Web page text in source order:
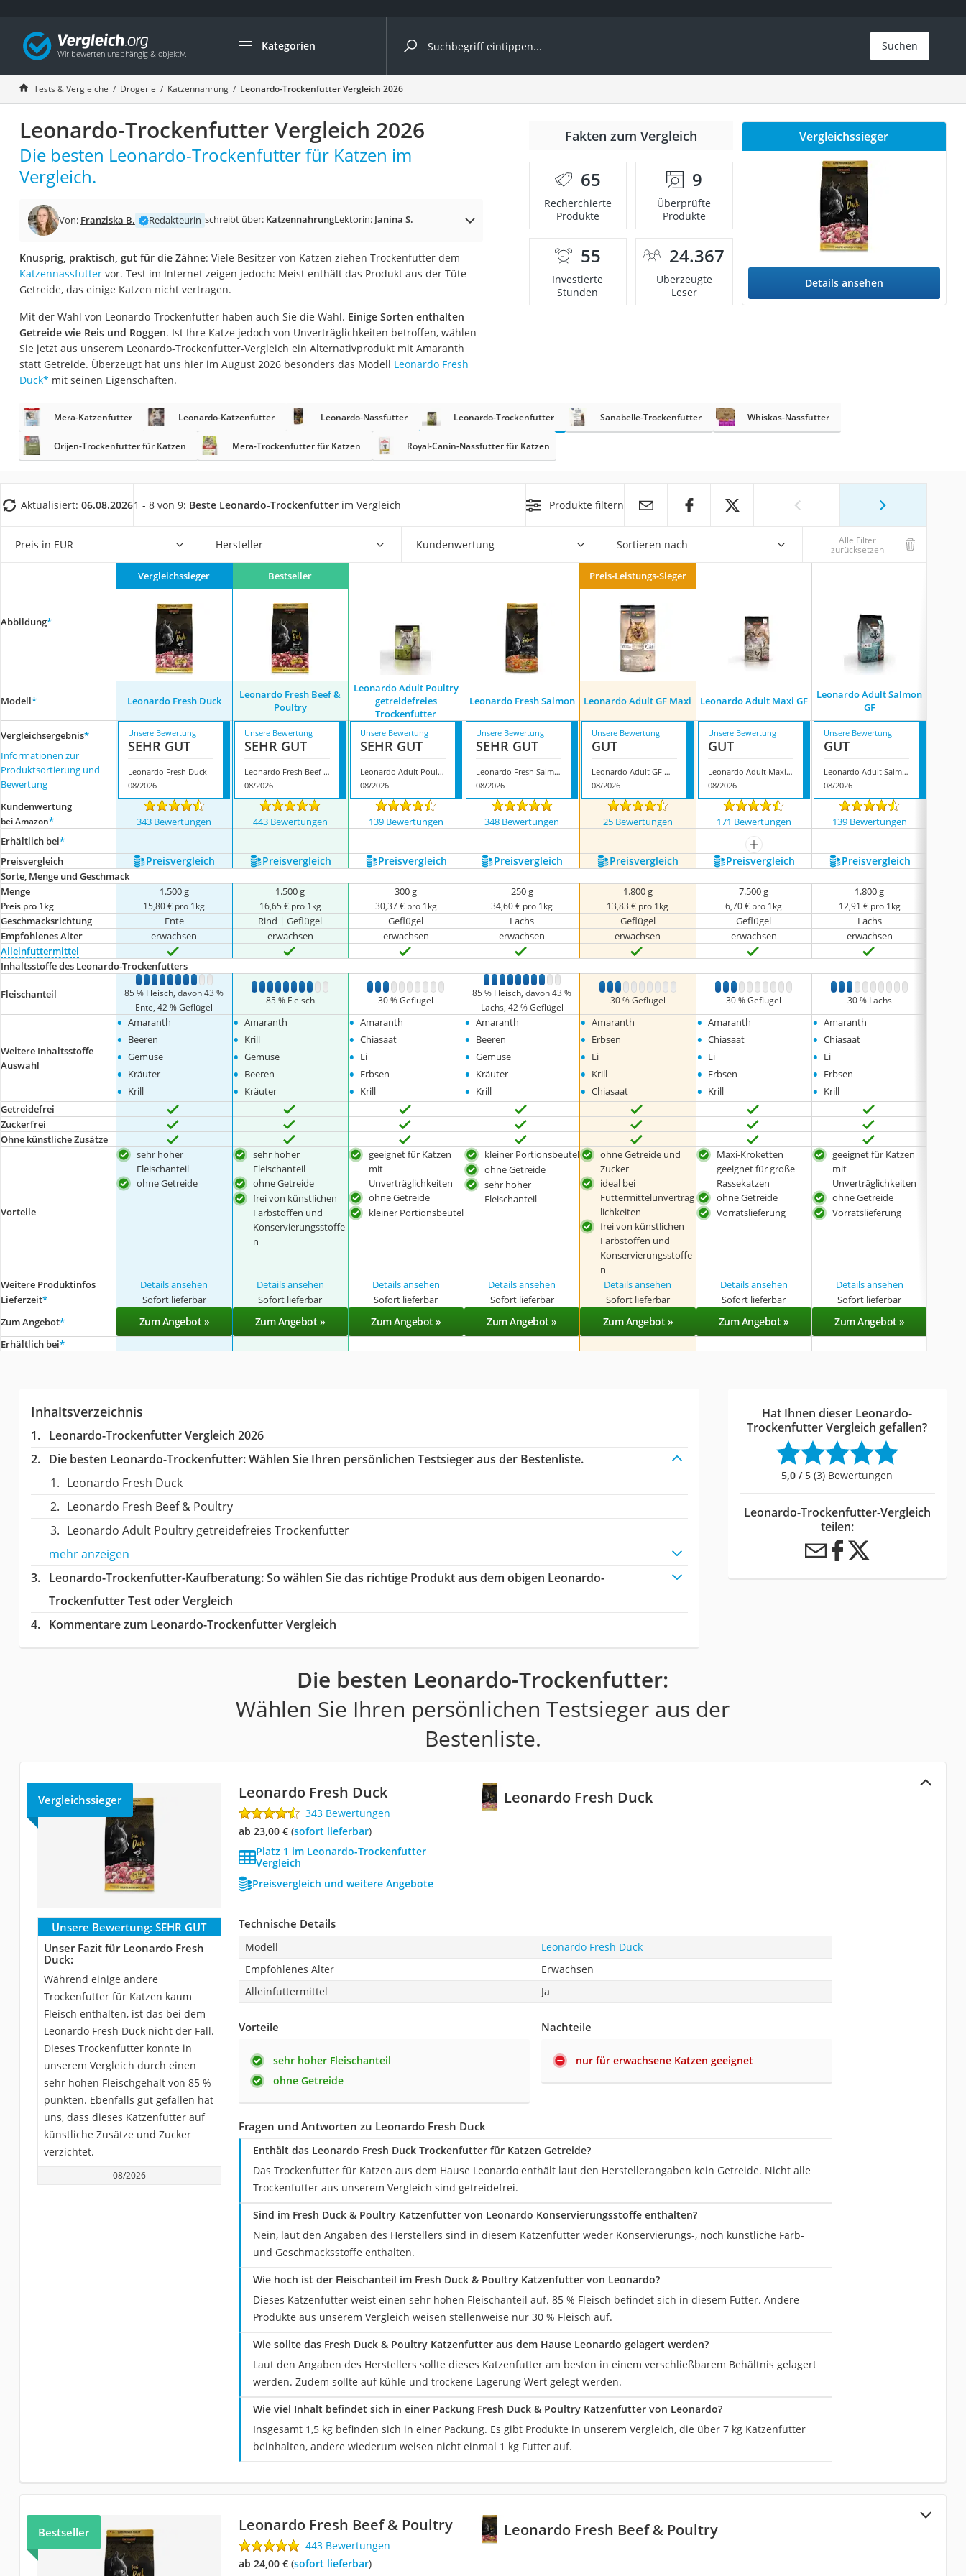
Kategorien
Die beliebtesten Vergleiche nach Kategorie
Drogerie
Inhalator
Haarschneider
Rollator
Rasierer
Massagepistole
Epilierer
Reisehaartrockner
Eiweißpulver
Magnesiumpräparat
Zeckenschutz Katze
leichter Haartrockner
Massagegerät
Service
Suchen
Tests & Vergleiche Drogerie Katzennahrung Leonardo-Trockenfutter Vergleich 2026
Leonardo-Trockenfutter Vergleich 2026
Die besten Leonardo-Trockenfutter für Katzen im
Vergleich.
Von: Franziska B. Redakteurin schreibt über: KatzennahrungLektorin: Janina S.
Knusprig, praktisch, gut für die Zähne: Viele Besitzer von Katzen ziehen Trockenfutter dem
Katzennassfuttervor. Test im Internet zeigen jedoch: Meist enthält das Produkt aus der Tüte
Getreide, das einige Katzen nicht vertragen.
Mit der Wahl von Leonardo-Trockenfutter haben auch Sie die Wahl. Einige Sorten enthalten
Getreide wie Reis und Roggen. Ist Ihre Katze jedoch von Unverträglichkeiten betroffen, wählen
Sie jetzt aus unserem Leonardo-Trockenfutter-Vergleich ein Alternativprodukt mit Amaranth
statt Getreide. Überzeugt hat uns hier im August 2026 besonders das Modell Leonardo Fresh
Duck* mit seinen Eigenschaften.
Fakten zum Vergleich
65
Recherchierte
Produkte
9
Überprüfte
Produkte
55
Investierte
Stunden
24.367
Überzeugte
Leser
Vergleichssieger
Details ansehen
Mera-Katzenfutter Leonardo-Katzenfutter Leonardo-Nassfutter Leonardo-Trockenfutter Sanabelle-Trockenfutter Whiskas-Nassfutter
Orijen-Trockenfutter für Katzen Mera-Trockenfutter für Katzen Royal-Canin-Nassfutter für Katzen
Aktualisiert: 06.08.20261 - 8 von 9: Beste Leonardo-Trockenfutter im Vergleich Produkte filtern
Preis in EUR Hersteller Kundenwertung Sortieren nach Alle Filter
zurücksetzen
Abbildung*
Vergleichssieger Bestseller Preis-Leistungs-Sieger
Modell* Leonardo Fresh Duck
Leonardo Fresh Beef &
Poultry
Leonardo Adult Poultry
getreidefreies
Trockenfutter
Leonardo Fresh Salmon Leonardo Adult GF Maxi Leonardo Adult Maxi GF
Leonardo Adult Salmon
GF
Vergleichsergebnis*
Informationen zur
Produktsortierung und
Bewertung
Unsere Bewertung
SEHR GUT
Leonardo Fresh Duck
08/2026
Unsere Bewertung
SEHR GUT
Leonardo Fresh Beef & Poultry
08/2026
Unsere Bewertung
SEHR GUT
Leonardo Adult Poultry getreidefreies Trockenfutter
08/2026
Unsere Bewertung
SEHR GUT
Leonardo Fresh Salmon
08/2026
Unsere Bewertung
GUT
Leonardo Adult GF Maxi
08/2026
Unsere Bewertung
GUT
Leonardo Adult Maxi GF
08/2026
Unsere Bewertung
GUT
Leonardo Adult Salmon GF
08/2026
Kundenwertung
bei Amazon* 343 Bewertungen 443 Bewertungen 139 Bewertungen 348 Bewertungen 25 Bewertungen 171 Bewertungen 139 Bewertungen
Erhältlich bei*
mehr anzeigen
Preis­vergleich
Preis­vergleich Preis­vergleich Preis­vergleich Preis­vergleich Preis­vergleich Preis­vergleich Preis­vergleich
Sorte, Menge und Geschmack
Menge
Preis pro 1kg
1.500 g
15,80 € pro 1kg
1.500 g
16,65 € pro 1kg
300 g
30,37 € pro 1kg
250 g
34,60 € pro 1kg
1.800 g
13,83 € pro 1kg
7.500 g
6,70 € pro 1kg
1.800 g
12,91 € pro 1kg
Geschmacksrichtung Ente Rind | Geflügel Geflügel Lachs Geflügel Geflügel
Lachs
Empfohlenes Alter
erwachsen erwachsen erwachsen erwachsen erwachsen erwachsen
erwachsen
Alleinfuttermittel
Inhaltsstoffe des Leonardo-Trockenfutters
Fleischanteil
1 2 3 4 5 6 7 8 9 10
85 % Fleisch, davon 43 %
Ente, 42 % Geflügel
1 2 3 4 5 6 7 8 9 10
85 % Fleisch
1 2 3 4 5 6 7 8 9 10
30 % Geflügel
1 2 3 4 5 6 7 8 9 10
85 % Fleisch, davon 43 %
Lachs, 42 % Geflügel
1 2 3 4 5 6 7 8 9 10
30 % Geflügel
1 2 3 4 5 6 7 8 9 10
30 % Geflügel
1 2 3 4 5 6 7 8 9 10
30 % Lachs
Weitere Inhaltsstoffe
Auswahl
• Amaranth
• Beeren
• Gemüse
• Kräuter
• Krill
• Amaranth
• Krill
• Gemüse
• Beeren
• Kräuter
• Amaranth
• Chiasaat
• Ei
• Erbsen
• Krill
• Amaranth
• Beeren
• Gemüse
• Kräuter
• Krill
• Amaranth
• Erbsen
• Ei
• Krill
• Chiasaat
• Amaranth
• Chiasaat
• Ei
• Erbsen
• Krill
• Amaranth
• Chiasaat
• Ei
• Erbsen
• Krill
Getreidefrei
Zuckerfrei
Ohne künstliche Zusätze
Vorteile
sehr hoher
Fleischanteil
ohne Getreide
sehr hoher
Fleischanteil
ohne Getreide
frei von künstlichen
Farbstoffen und
Konservierungsstoffe
n
geeignet für Katzen
mit
Unverträglichkeiten
ohne Getreide
kleiner Portionsbeutel
kleiner Portionsbeutel
ohne Getreide
sehr hoher
Fleischanteil
ohne Getreide und
Zucker
ideal bei
Futtermittelunverträg
lichkeiten
frei von künstlichen
Farbstoffen und
Konservierungsstoffe
n
Maxi-Kroketten
geeignet für große
Rassekatzen
ohne Getreide
Vorratslieferung
geeignet für Katzen
mit
Unverträglichkeiten
ohne Getreide
Vorratslieferung
Weitere Produktinfos Details ansehen Details ansehen Details ansehen Details ansehen Details ansehen Details ansehen Details ansehen
Lieferzeit* Sofort lieferbar Sofort lieferbar Sofort lieferbar Sofort lieferbar Sofort lieferbar Sofort lieferbar Sofort lieferbar
Zum Angebot* Zum Angebot » Zum Angebot » Zum Angebot » Zum Angebot » Zum Angebot » Zum Angebot » Zum Angebot »
Erhältlich bei*
Inhaltsverzeichnis
Leonardo-Trockenfutter Vergleich 2026
Die besten Leonardo-Trockenfutter:Wählen Sie Ihren persönlichen Testsieger aus der Bestenliste.
Leonardo Fresh Duck
Leonardo Fresh Beef & Poultry
Leonardo Adult Poultry getreidefreies Trockenfutter
mehr anzeigen
Leonardo-Trockenfutter-Kaufberatung: So wählen Sie das richtige Produkt aus dem obigen Leonardo-
Trockenfutter Test oder Vergleich
Kommentare zum Leonardo-Trockenfutter Vergleich
Hat Ihnen dieser Leonardo-
Trockenfutter Vergleich gefallen?
5,0 / 5 (3) Bewertungen
Leonardo-Trockenfutter-Vergleich
teilen:
Die besten Leonardo-Trockenfutter:
Wählen Sie Ihren persönlichen Testsieger aus der
Bestenliste.
Leonardo Fresh Duck
Vergleichssieger Leonardo Fresh Duck
343 Bewertungen
ab 23,00 €( Sofort lieferbar)
Platz 1 im Leonardo-Trockenfutter
Vergleich
Preisvergleich und weitere Angebote
Unsere Bewertung: SEHR GUT
Unser Fazit für Leonardo Fresh
Duck:
Während einige andere
Trockenfutter für Katzen kaum
Fleisch enthalten, ist das bei dem
Leonardo Fresh Duck nicht der Fall.
Dieses Trockenfutter konnte in
unserem Vergleich durch einen
sehr hohen Fleischgehalt von 85 %
punkten. Ebenfalls gut gefallen hat
uns, dass dieses Katzenfutter auf
künstliche Zusätze und Zucker
verzichtet.
08/2026
Technische Details
Modell
Leonardo Fresh Duck
Empfohlenes Alter
Erwachsen
Alleinfuttermittel
Ja
Vorteile
sehr hoher Fleischanteil
ohne Getreide
Nachteile
nur für erwachsene Katzen geeignet
Fragen und Antworten zu Leonardo Fresh Duck
Enthält das Leonardo Fresh Duck Trockenfutter für Katzen Getreide?
Das Trockenfutter für Katzen aus dem Hause Leonardo enthält laut den Herstellerangaben kein Getreide. Nicht alle
Trockenfutter aus unserem Vergleich sind getreidefrei.
Sind im Fresh Duck & Poultry Katzenfutter von Leonardo Konservierungsstoffe enthalten?
Nein, laut den Angaben des Herstellers sind in diesem Katzenfutter weder Konservierungs-, noch künstliche Farb-
und Geschmacksstoffe enthalten.
Wie hoch ist der Fleischanteil im Fresh Duck & Poultry Katzenfutter von Leonardo?
Dieses Katzenfutter weist einen sehr hohen Fleischanteil auf. 85 % Fleisch befindet sich in diesem Futter. Andere
Produkte aus unserem Vergleich weisen stellenweise nur 30 % Fleisch auf.
Wie sollte das Fresh Duck & Poultry Katzenfutter aus dem Hause Leonardo gelagert werden?
Laut den Angaben des Herstellers sollte dieses Katzenfutter am besten in einem verschließbarem Behältnis gelagert
werden. Zudem sollte auf kühle und trockene Lagerung Wert gelegt werden.
Wie viel Inhalt befindet sich in einer Packung Fresh Duck & Poultry Katzenfutter von Leonardo?
Insgesamt 1,5 kg befinden sich in einer Packung. Es gibt Produkte in unserem Vergleich, die über 7 kg Katzenfutter
beinhalten, andere wiederum weisen nicht einmal 1 kg Futter auf.
Leonardo Fresh Beef & Poultry
Bestseller Leonardo Fresh Beef & Poultry
443 Bewertungen
ab 24,00 €( Sofort lieferbar)